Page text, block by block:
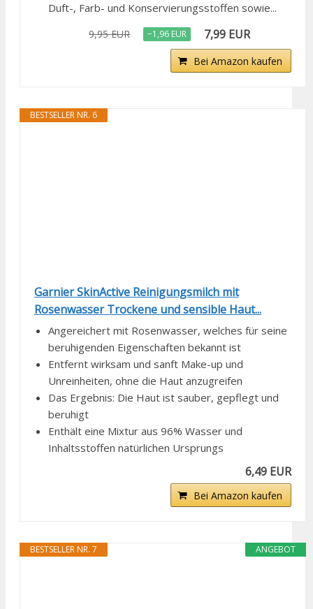
Duft-, Farb- und Konservierungsstoffen sowie...
9,95 EUR −1,96 EUR 7,99 EUR
Bei Amazon kaufen
BESTSELLER NR. 6
Garnier SkinActive Reinigungsmilch mit
Rosenwasser Trockene und sensible Haut...
Angereichert mit Rosenwasser, welches für seine
beruhigenden Eigenschaften bekannt ist
Entfernt wirksam und sanft Make-up und
Unreinheiten, ohne die Haut anzugreifen
Das Ergebnis: Die Haut ist sauber, gepflegt und
beruhigt
Enthält eine Mixtur aus 96% Wasser und
Inhaltsstoffen natürlichen Ursprungs
6,49 EUR
Bei Amazon kaufen
ANGEBOT
BESTSELLER NR. 7